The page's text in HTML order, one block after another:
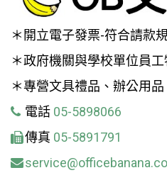
＊開立電子發票-符合請款
＊政府機關與學校單位員
＊專營文具禮品、辦公用
電話 05-5898066
傳真 05-5891791